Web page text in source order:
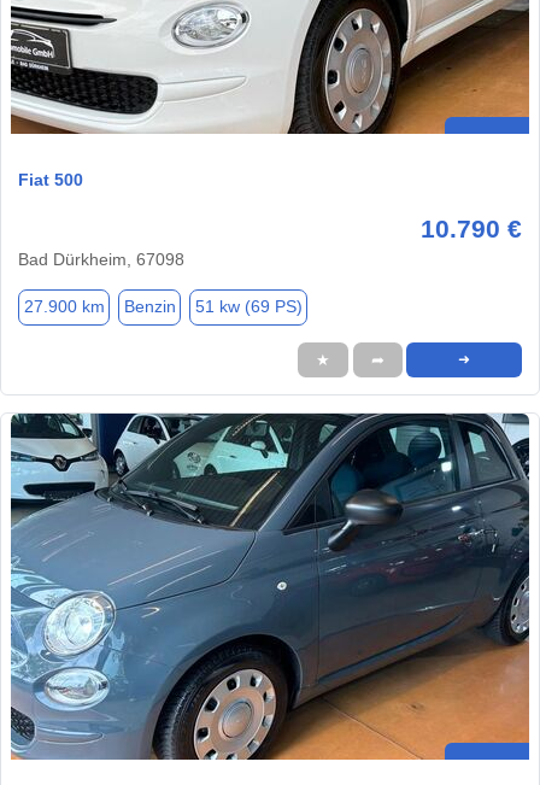
Fiat 500
10.790 €
Bad Dürkheim, 67098
27.900 km Benzin 51 kw (69 PS)
★ ➦ ➜